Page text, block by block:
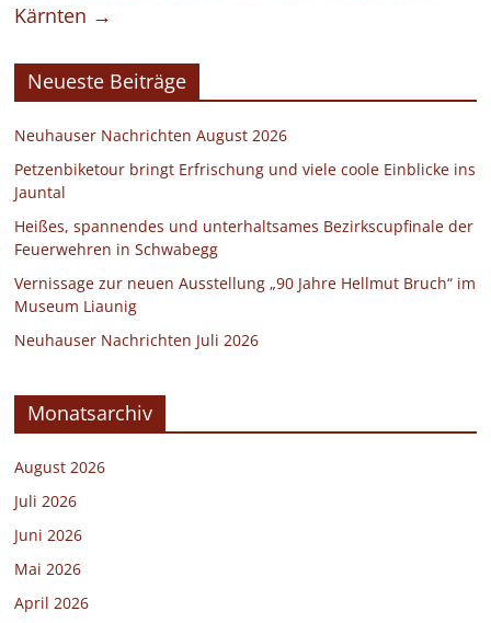
Kärnten →
Neueste Beiträge
Neuhauser Nachrichten August 2026
Petzenbiketour bringt Erfrischung und viele coole Einblicke ins
Jauntal
Heißes, spannendes und unterhaltsames Bezirkscupfinale der
Feuerwehren in Schwabegg
Vernissage zur neuen Ausstellung „90 Jahre Hellmut Bruch“ im
Museum Liaunig
Neuhauser Nachrichten Juli 2026
Monatsarchiv
August 2026
Juli 2026
Juni 2026
Mai 2026
April 2026